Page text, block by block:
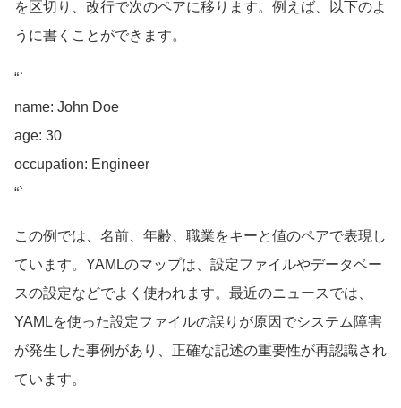
を区切り、改行で次のペアに移ります。例えば、以下のよ
うに書くことができます。
“`
name: John Doe
age: 30
occupation: Engineer
“`
この例では、名前、年齢、職業をキーと値のペアで表現し
ています。YAMLのマップは、設定ファイルやデータベー
スの設定などでよく使われます。最近のニュースでは、
YAMLを使った設定ファイルの誤りが原因でシステム障害
が発生した事例があり、正確な記述の重要性が再認識され
ています。